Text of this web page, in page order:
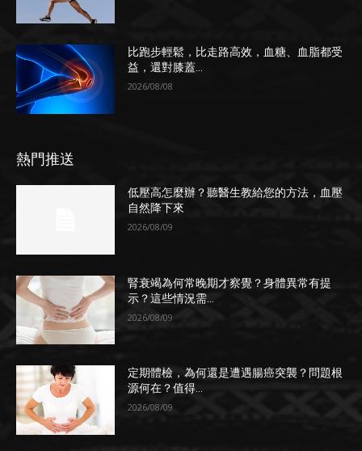
比跑步輕鬆，比走路高效，血糖、血脂都受
益，還對膝蓋...
2026/08/08
熱門推送
低壓高怎麼辦？聽醫生教給您的方法，血壓
自然降下來
2026/08/09
腎衰竭為何常晚期才察覺？身體異常有提
示？這些情況需...
2026/08/09
定期體檢，為何還是遭遇腸癌突襲？問題根
源何在？值得...
2026/08/09